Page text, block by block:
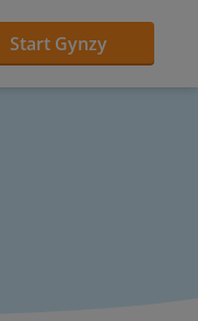
Start Gynzy